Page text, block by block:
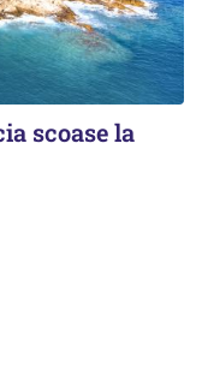
scoase la